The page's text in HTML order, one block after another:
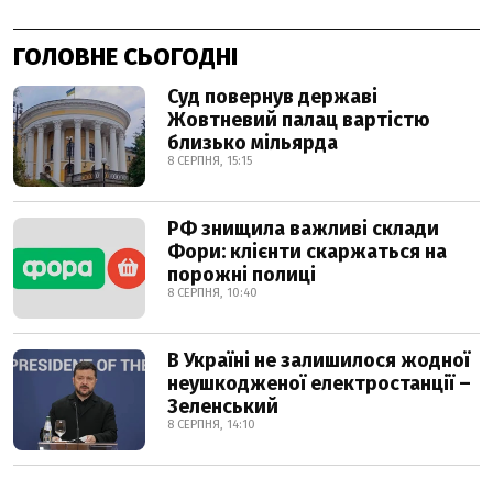
ГОЛОВНЕ СЬОГОДНІ
Суд повернув державі
Жовтневий палац вартістю
близько мільярда
8 СЕРПНЯ, 15:15
РФ знищила важливі склади
Фори: клієнти скаржаться на
порожні полиці
8 СЕРПНЯ, 10:40
В Україні не залишилося жодної
неушкодженої електростанції –
Зеленський
8 СЕРПНЯ, 14:10